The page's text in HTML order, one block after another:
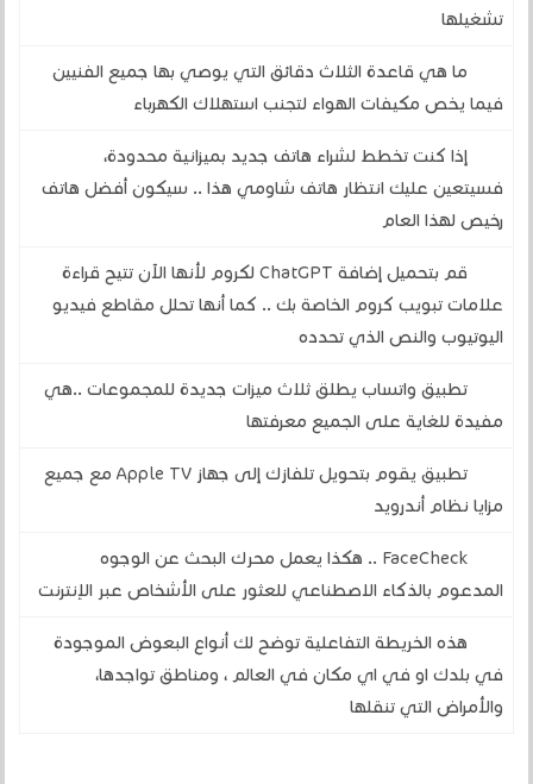
تشغيلها
ما هي قاعدة الثلاث دقائق التي يوصي بها جميع الفنيين
فيما يخص مكيفات الهواء لتجنب استهلاك الكهرباء
إذا كنت تخطط لشراء هاتف جديد بميزانية محدودة،
فسيتعين عليك انتظار هاتف شاومي هذا .. سيكون أفضل هاتف
رخيص لهذا العام
قم بتحميل إضافة ChatGPT لكروم لأنها الآن تتيح قراءة
علامات تبويب كروم الخاصة بك .. كما أنها تحلل مقاطع فيديو
اليوتيوب والنص الذي تحدده
تطبيق واتساب يطلق ثلاث ميزات جديدة للمجموعات ..هي
مفيدة للغاية على الجميع معرفتها
تطبيق يقوم بتحويل تلفازك إلى جهاز Apple TV مع جميع
مزايا نظام أندرويد
FaceCheck .. هكذا يعمل محرك البحث عن الوجوه
المدعوم بالذكاء الاصطناعي للعثور على الأشخاص عبر الإنترنت
هذه الخريطة التفاعلية توضح لك أنواع البعوض الموجودة
في بلدك او في اي مكان في العالم ، ومناطق تواجدها،
والأمراض التي تنقلها